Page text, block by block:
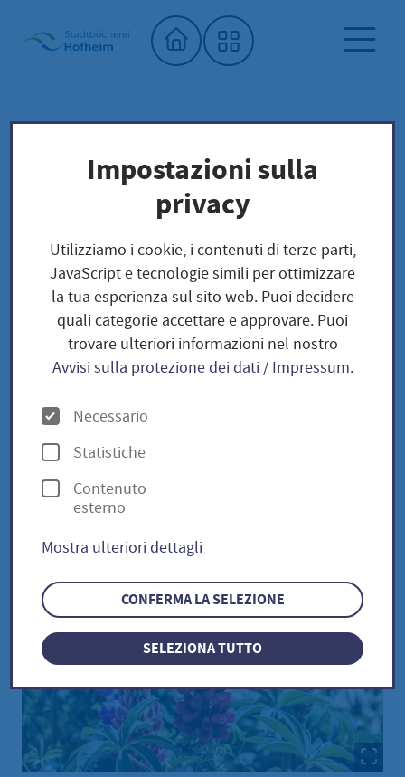
Home"
Biblioteca comunale
Biblioteca dei semi
Unser Saatgut: Aussaat - Ernte -
Kräuter und Blumen
BLUMEN
Gartenlupine / Lupinus polyphyllus
Gartenlupine /
Lupinus polyphyllus
Gartenlupine / Lupinus
polyphyllus
Impostazioni sulla
privacy
Utilizziamo i cookie, i contenuti di terze parti,
JavaScript e tecnologie simili per ottimizzare
la tua esperienza sul sito web. Puoi decidere
quali categorie accettare e approvare. Puoi
trovare ulteriori informazioni nel nostro
Avvisi sulla protezione dei dati/ Impressum.
O
p
z
i
n
Necessario
Statistiche
Contenuto
esterno
Mostra ulteriori dettagli
CONFERMA LA SELEZIONE
SELEZIONA TUTTO